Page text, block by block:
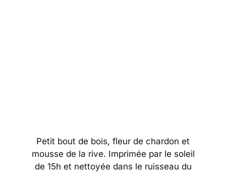
Petit bout de bois, fleur de chardon et
mousse de la rive. Imprimée par le soleil
de 15h et nettoyée dans le ruisseau du